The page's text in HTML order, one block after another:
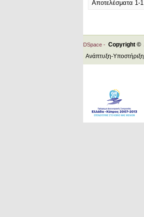
Αποτελέσματα 1-
DSpace - Copyright ©
Ανάπτυξη-